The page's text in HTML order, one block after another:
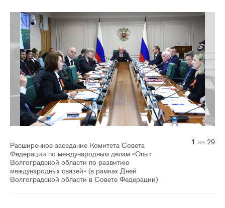
Расширенное заседание Комитета Совета
Федерации по международным делам «Опыт
Волгоградской области по развитию
международных связей» (в рамках Дней
Волгоградской области в Совете Федерации)
1 из 29
2 из 29
3 из 29
4 из 29
5 из 29
6 из 29
7 из 29
8 из 29
9 из 29
10 из 29
11 из 29
12 из 29
13 из 29
14 из 29
15 из 29
16 из 29
17 из 29
18 из 29
19 из 29
20 из 29
21 из 29
22 из 29
23 из 29
24 из 29
25 из 29
26 из 29
27 из 29
28 из 29
29 из 29